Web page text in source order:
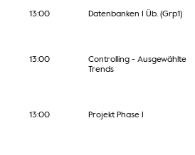
13:00 Datenbanken I Üb. (Grp1)
13:00
Controlling - Ausgewählte
Trends
13:00 Projekt Phase I